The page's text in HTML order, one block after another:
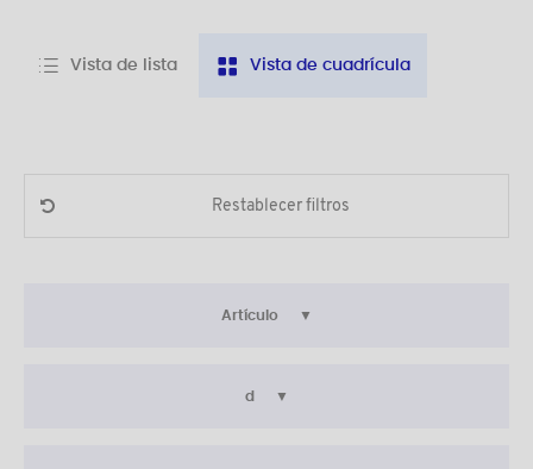
Vista de lista Vista de cuadrícula
Restablecer filtros
Artículo
d